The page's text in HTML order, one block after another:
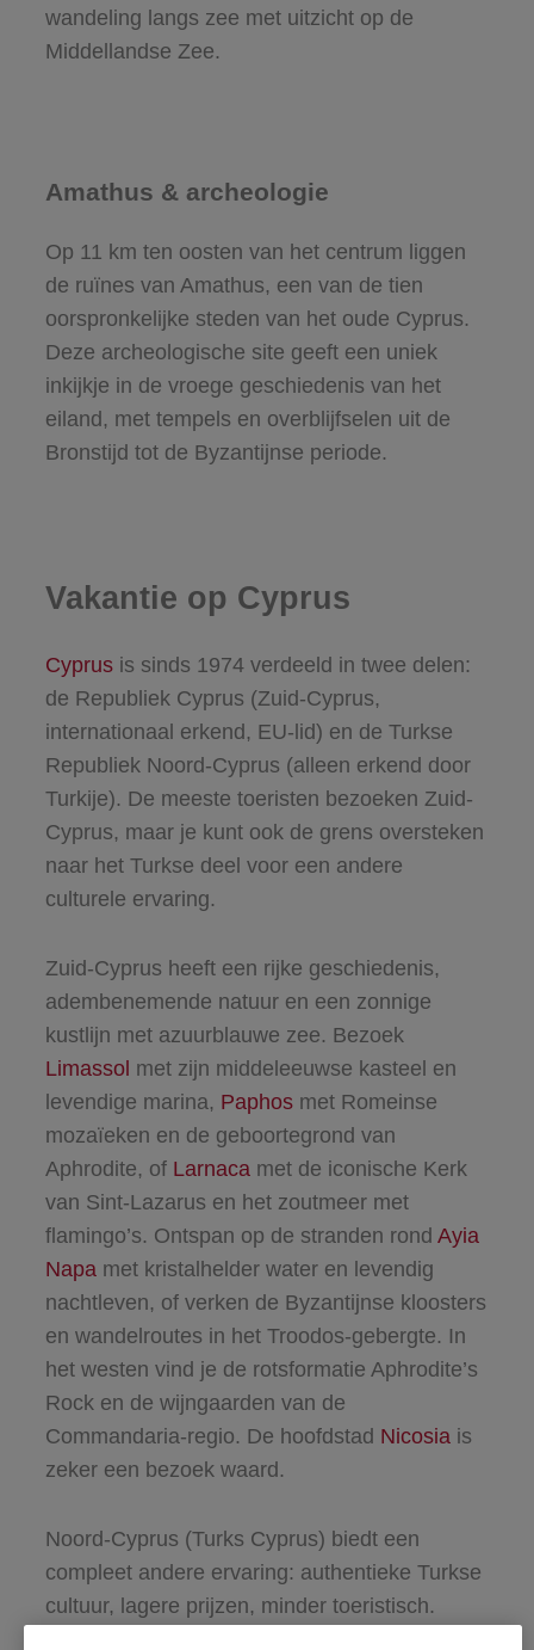
wandeling langs zee met uitzicht op de
Middellandse Zee.
Amathus & archeologie
Op 11 km ten oosten van het centrum liggen
de ruïnes van Amathus, een van de tien
oorspronkelijke steden van het oude Cyprus.
Deze archeologische site geeft een uniek
inkijkje in de vroege geschiedenis van het
eiland, met tempels en overblijfselen uit de
Bronstijd tot de Byzantijnse periode.
Vakantie op Cyprus
Cyprusis sinds 1974 verdeeld in twee delen:
de Republiek Cyprus (Zuid-Cyprus,
internationaal erkend, EU-lid) en de Turkse
Republiek Noord-Cyprus (alleen erkend door
Turkije). De meeste toeristen bezoeken Zuid-
Cyprus, maar je kunt ook de grens oversteken
naar het Turkse deel voor een andere
culturele ervaring.
Zuid-Cyprus heeft een rijke geschiedenis,
adembenemende natuur en een zonnige
kustlijn met azuurblauwe zee. Bezoek
Limassol met zijn middeleeuwse kasteel en
levendige marina, Paphosmet Romeinse
mozaïeken en de geboortegrond van
Aphrodite, of Larnacamet de iconische Kerk
van Sint-Lazarus en het zoutmeer met
flamingo’s. Ontspan op de stranden rond Ayia
Napamet kristalhelder water en levendig
nachtleven, of verken de Byzantijnse kloosters
en wandelroutes in het Troodos-gebergte. In
het westen vind je de rotsformatie Aphrodite’s
Rock en de wijngaarden van de
Commandaria-regio. De hoofdstad Nicosiais
zeker een bezoek waard.
Noord-Cyprus (Turks Cyprus) biedt een
compleet andere ervaring: authentieke Turkse
cultuur, lagere prijzen, minder toeristisch.